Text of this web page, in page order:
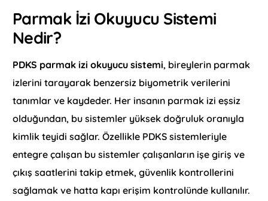
Parmak İzi Okuyucu Sistemi
Nedir?
PDKS parmak izi okuyucu sistemi, bireylerin parmak
izlerini tarayarak benzersiz biyometrik verilerini
tanımlar ve kaydeder. Her insanın parmak izi eşsiz
olduğundan, bu sistemler yüksek doğruluk oranıyla
kimlik teyidi sağlar. Özellikle PDKS sistemleriyle
entegre çalışan bu sistemler çalışanların işe giriş ve
çıkış saatlerini takip etmek, güvenlik kontrollerini
sağlamak ve hatta kapı erişim kontrolünde kullanılır.